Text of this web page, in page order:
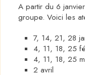
A partir du 6
groupe. Voici les
7, 14, 21, 28
4, 11, 18, 25
4, 11, 18, 25
2 avril